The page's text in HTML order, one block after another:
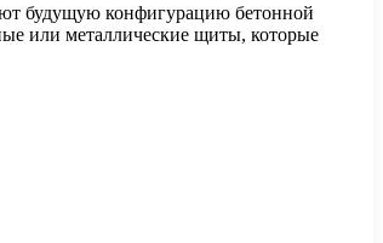
будущую конфигурацию бетонной
или металлические щиты, которые